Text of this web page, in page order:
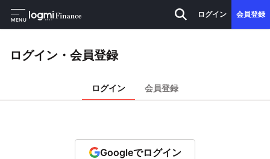
MENU
ログイン 会員登録
ログイン・会員登録
ログイン 会員登録
Googleでログイン